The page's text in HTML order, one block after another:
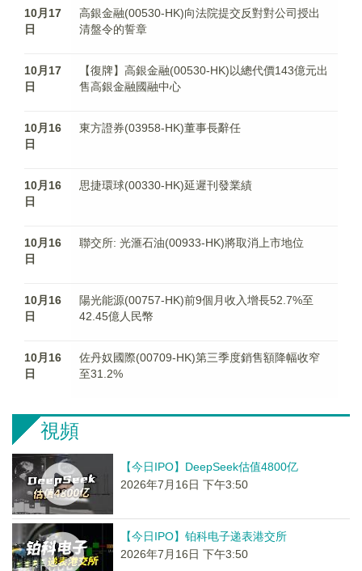
10月17
日
高銀金融(00530-HK)向法院提交反對對公司授出
清盤令的誓章
10月17
日
【復牌】高銀金融(00530-HK)以總代價143億元出
售高銀金融國融中心
10月16
日
東方證券(03958-HK)董事長辭任
10月16
日
思捷環球(00330-HK)延遲刊發業績
10月16
日
聯交所: 光滙石油(00933-HK)將取消上市地位
10月16
日
陽光能源(00757-HK)前9個月收入增長52.7%至
42.45億人民幣
10月16
日
佐丹奴國際(00709-HK)第三季度銷售額降幅收窄
至31.2%
視頻
【今日IPO】DeepSeek估值4800亿
2026年7月16日 下午3:50
【今日IPO】铂科电子递表港交所
2026年7月16日 下午3:50